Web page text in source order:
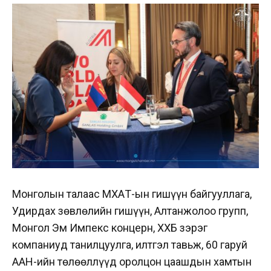
Монголын талаас МҮХАҮТ-ын гишүүн байгууллага,
Удирдах зөвлөлийн гишүүн, Алтанжолоо групп,
Монгол Эм Импекс концерн, ХХБ зэрэг
компаниуд танилцуулга, илтгэл тавьж, 60 гаруй
ААН-ийн төлөөллүүд оролцон цаашдын хамтын